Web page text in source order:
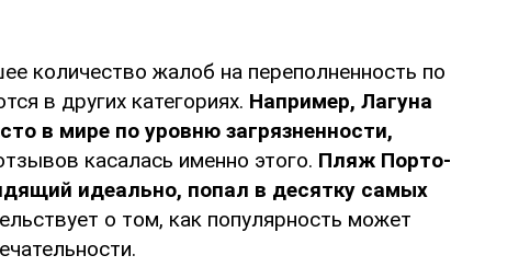
количество жалоб на переполненность по
в других категориях. Например, Лагуна
в мире по уровню загрязненности,
касалась именно этого. Пляж Порто-
идеально, попал в десятку самых
о том, как популярность может